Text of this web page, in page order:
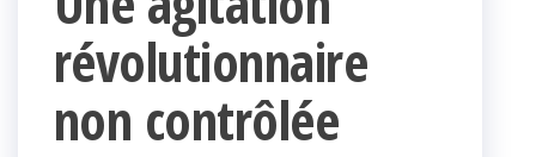
révolutionnaire
non contrôlée